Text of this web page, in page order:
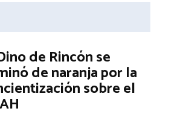
de Rincón se
de naranja por la
sobre el